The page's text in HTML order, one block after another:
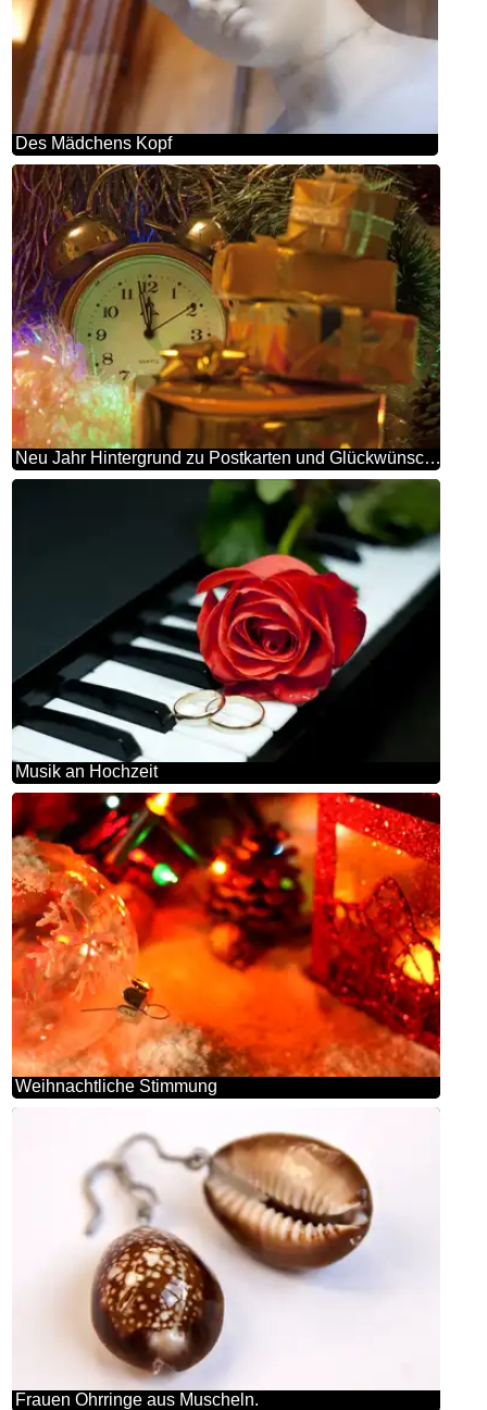
Des Mädchens Kopf
Neu Jahr Hintergrund zu Postkarten und Glückwünsche
Musik an Hochzeit
Weihnachtliche Stimmung
Frauen Ohrringe aus Muscheln.